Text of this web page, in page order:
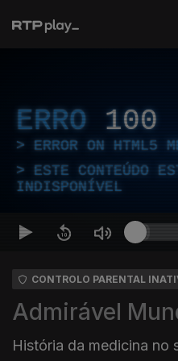
ERRO 100
ERROR ON HTML5
ESTE CONTEÚDO
INDISPONÍVEL
CONTROLO PARENTAL
Admirável
História da medicina no